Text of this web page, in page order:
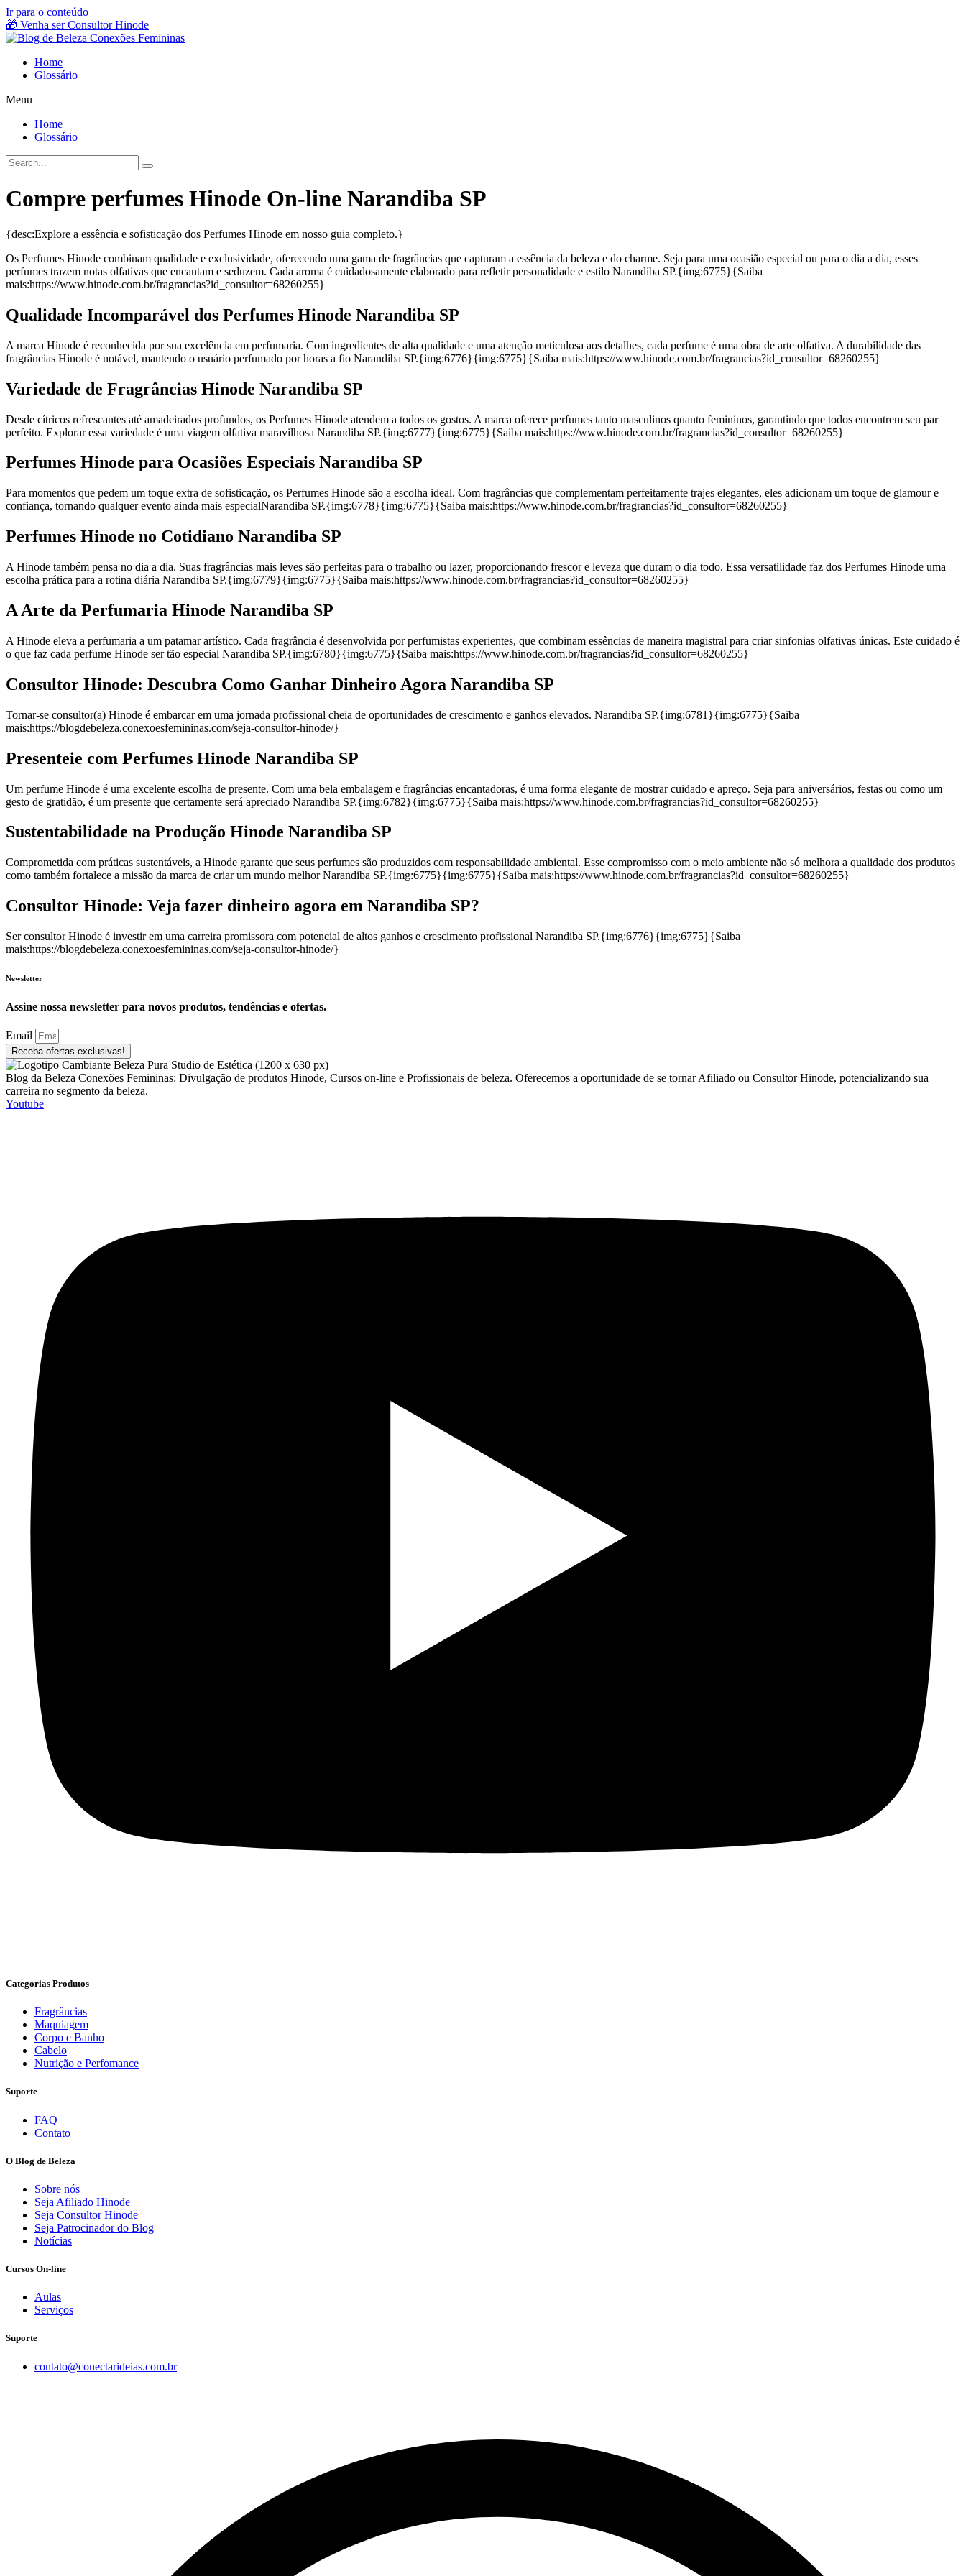
Ir para o conteúdo
🎁 Venha ser Consultor Hinode
Home
Glossário
Menu
Home
Glossário
Compre perfumes Hinode On-line Narandiba SP
{desc:Explore a essência e sofisticação dos Perfumes Hinode em nosso guia completo.}
Os Perfumes Hinode combinam qualidade e exclusividade, oferecendo uma gama de fragrâncias que capturam a essência da beleza e do charme. Seja para uma ocasião especial ou para o dia a dia, esses
perfumes trazem notas olfativas que encantam e seduzem. Cada aroma é cuidadosamente elaborado para refletir personalidade e estilo Narandiba SP.{img:6775}{Saiba
mais:https://www.hinode.com.br/fragrancias?id_consultor=68260255}
Qualidade Incomparável dos Perfumes Hinode Narandiba SP
A marca Hinode é reconhecida por sua excelência em perfumaria. Com ingredientes de alta qualidade e uma atenção meticulosa aos detalhes, cada perfume é uma obra de arte olfativa. A durabilidade das
fragrâncias Hinode é notável, mantendo o usuário perfumado por horas a fio Narandiba SP.{img:6776}{img:6775}{Saiba mais:https://www.hinode.com.br/fragrancias?id_consultor=68260255}
Variedade de Fragrâncias Hinode Narandiba SP
Desde cítricos refrescantes até amadeirados profundos, os Perfumes Hinode atendem a todos os gostos. A marca oferece perfumes tanto masculinos quanto femininos, garantindo que todos encontrem seu par
perfeito. Explorar essa variedade é uma viagem olfativa maravilhosa Narandiba SP.{img:6777}{img:6775}{Saiba mais:https://www.hinode.com.br/fragrancias?id_consultor=68260255}
Perfumes Hinode para Ocasiões Especiais Narandiba SP
Para momentos que pedem um toque extra de sofisticação, os Perfumes Hinode são a escolha ideal. Com fragrâncias que complementam perfeitamente trajes elegantes, eles adicionam um toque de glamour e
confiança, tornando qualquer evento ainda mais especialNarandiba SP.{img:6778}{img:6775}{Saiba mais:https://www.hinode.com.br/fragrancias?id_consultor=68260255}
Perfumes Hinode no Cotidiano Narandiba SP
A Hinode também pensa no dia a dia. Suas fragrâncias mais leves são perfeitas para o trabalho ou lazer, proporcionando frescor e leveza que duram o dia todo. Essa versatilidade faz dos Perfumes Hinode uma
escolha prática para a rotina diária Narandiba SP.{img:6779}{img:6775}{Saiba mais:https://www.hinode.com.br/fragrancias?id_consultor=68260255}
A Arte da Perfumaria Hinode Narandiba SP
A Hinode eleva a perfumaria a um patamar artístico. Cada fragrância é desenvolvida por perfumistas experientes, que combinam essências de maneira magistral para criar sinfonias olfativas únicas. Este cuidado é
o que faz cada perfume Hinode ser tão especial Narandiba SP.{img:6780}{img:6775}{Saiba mais:https://www.hinode.com.br/fragrancias?id_consultor=68260255}
Consultor Hinode: Descubra Como Ganhar Dinheiro Agora Narandiba SP
Tornar-se consultor(a) Hinode é embarcar em uma jornada profissional cheia de oportunidades de crescimento e ganhos elevados. Narandiba SP.{img:6781}{img:6775}{Saiba
mais:https://blogdebeleza.conexoesfemininas.com/seja-consultor-hinode/}
Presenteie com Perfumes Hinode Narandiba SP
Um perfume Hinode é uma excelente escolha de presente. Com uma bela embalagem e fragrâncias encantadoras, é uma forma elegante de mostrar cuidado e apreço. Seja para aniversários, festas ou como um
gesto de gratidão, é um presente que certamente será apreciado Narandiba SP.{img:6782}{img:6775}{Saiba mais:https://www.hinode.com.br/fragrancias?id_consultor=68260255}
Sustentabilidade na Produção Hinode Narandiba SP
Comprometida com práticas sustentáveis, a Hinode garante que seus perfumes são produzidos com responsabilidade ambiental. Esse compromisso com o meio ambiente não só melhora a qualidade dos produtos
como também fortalece a missão da marca de criar um mundo melhor Narandiba SP.{img:6775}{img:6775}{Saiba mais:https://www.hinode.com.br/fragrancias?id_consultor=68260255}
Consultor Hinode: Veja fazer dinheiro agora em Narandiba SP?
Ser consultor Hinode é investir em uma carreira promissora com potencial de altos ganhos e crescimento profissional Narandiba SP.{img:6776}{img:6775}{Saiba
mais:https://blogdebeleza.conexoesfemininas.com/seja-consultor-hinode/}
Newsletter
Assine nossa newsletter para novos produtos, tendências e ofertas.
Email
Receba ofertas exclusivas!
Blog da Beleza Conexões Femininas: Divulgação de produtos Hinode, Cursos on-line e Profissionais de beleza. Oferecemos a oportunidade de se tornar Afiliado ou Consultor Hinode, potencializando sua
carreira no segmento da beleza.
Youtube
Categorias Produtos
Fragrâncias
Maquiagem
Corpo e Banho
Cabelo
Nutrição e Perfomance
Suporte
FAQ
Contato
O Blog de Beleza
Sobre nós
Seja Afiliado Hinode
Seja Consultor Hinode
Seja Patrocinador do Blog
Notícias
Cursos On-line
Aulas
Serviços
Suporte
contato@conectarideias.com.br